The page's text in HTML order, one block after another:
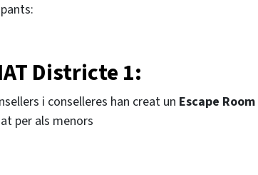
Districte 1:
i conselleres han creat un Escape Room
per als menors